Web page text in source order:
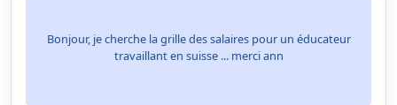
Bonjour, je cherche la grille des salaires pour un éducateur
travaillant en suisse ... merci ann